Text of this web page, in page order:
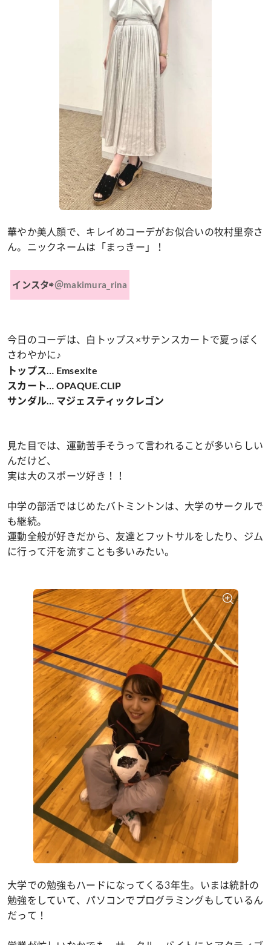
華やか美人顔で、キレイめコーデがお似合いの牧村里奈さ
ん。ニックネームは「まっきー」！
インスタ⇨＠makimura_rina
今日のコーデは、白トップス×サテンスカートで夏っぽく
さわやかに♪
トップス… Emsexite
スカート… OPAQUE.CLIP
サンダル… マジェスティックレゴン
見た目では、運動苦手そうって言われることが多いらしい
んだけど、
実は大のスポーツ好き！！
中学の部活ではじめたバトミントンは、大学のサークルで
も継続。
運動全般が好きだから、友達とフットサルをしたり、ジム
に行って汗を流すことも多いみたい。
大学での勉強もハードになってくる3年生。いまは統計の
勉強をしていて、パソコンでプログラミングもしているん
だって！